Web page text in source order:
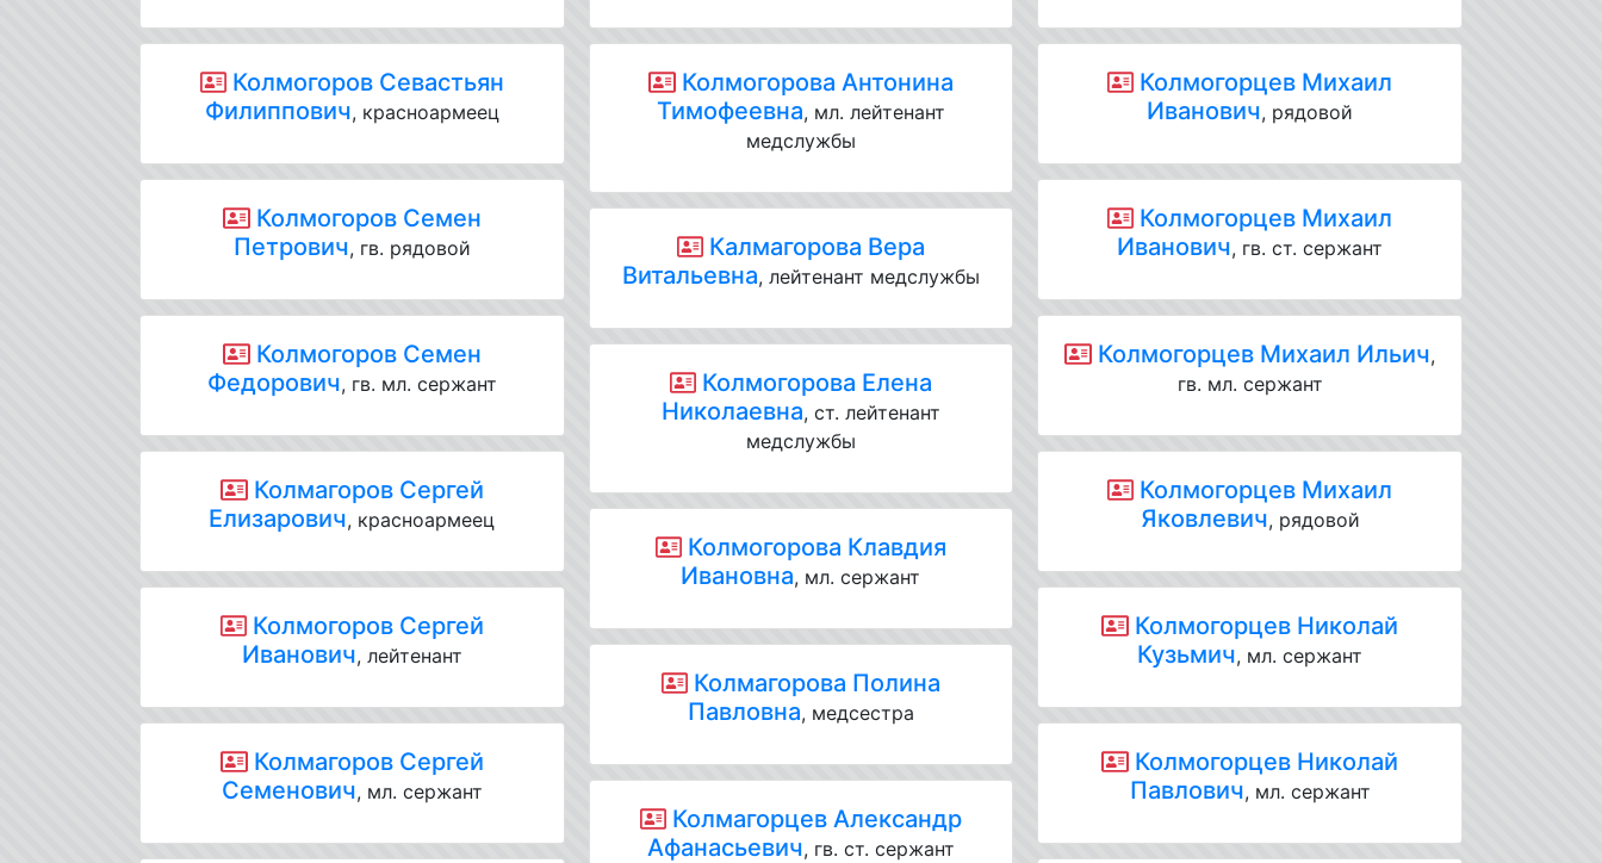
Колмогоров Севастьян
Филиппович, красноармеец
Колмогоров Семен
Петрович, гв. рядовой
Колмогоров Семен
Федорович, гв. мл. сержант
Колмагоров Сергей
Елизарович, красноармеец
Колмогоров Сергей
Иванович, лейтенант
Колмагоров Сергей
Семенович, мл. сержант
Колмогорова Антонина
Тимофеевна, мл. лейтенант
медслужбы
Калмагорова Вера
Витальевна, лейтенант медслужбы
Колмогорова Елена
Николаевна, ст. лейтенант
медслужбы
Колмогорова Клавдия
Ивановна, мл. сержант
Колмагорова Полина
Павловна, медсестра
Колмагорцев Александр
Афанасьевич, гв. ст. сержант
Колмогорцев Михаил
Иванович, рядовой
Колмогорцев Михаил
Иванович, гв. ст. сержант
Колмогорцев Михаил Ильич,
гв. мл. сержант
Колмогорцев Михаил
Яковлевич, рядовой
Колмогорцев Николай
Кузьмич, мл. сержант
Колмогорцев Николай
Павлович, мл. сержант